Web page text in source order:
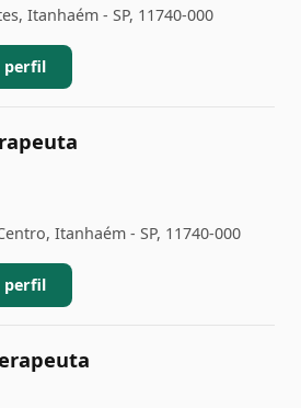
Itanhaém - SP, 11740-000
perfil
Itanhaém - SP, 11740-000
perfil